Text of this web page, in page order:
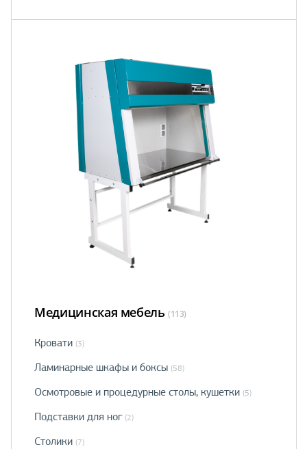
Медицинская мебель (113)
Кровати (3)
Ламинарные шкафы и боксы (58)
Осмотровые и процедурные столы, кушетки (5)
Подставки для ног (2)
Столики (7)